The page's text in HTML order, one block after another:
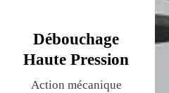
Débouchage
Haute Pression
Action mécanique